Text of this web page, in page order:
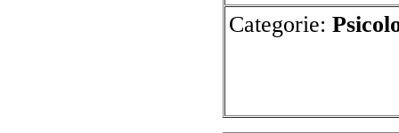
Categorie: